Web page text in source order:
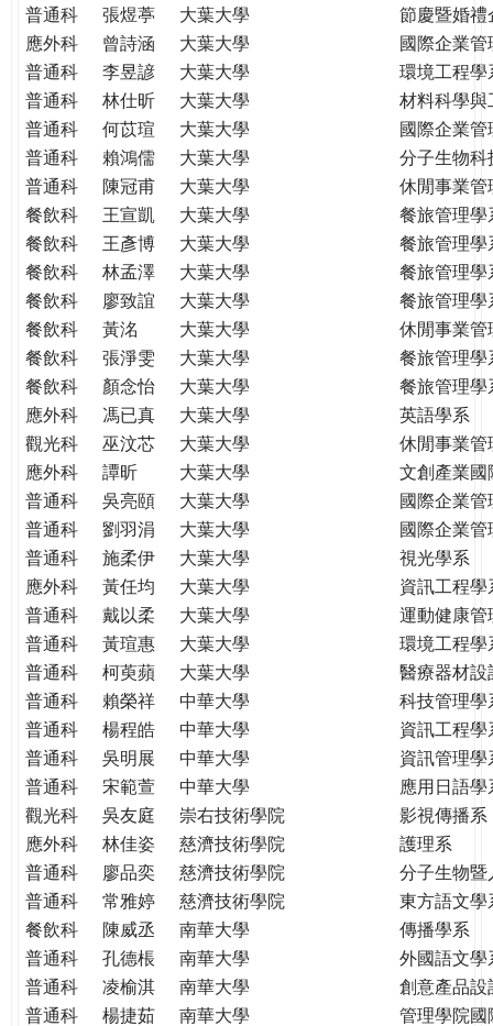
普通科
張煜葶 大葉大學
節慶暨婚
應外科
曾詩涵 大葉大學
國際企業
普通科
李昱諺 大葉大學
環境工程
普通科
林仕昕 大葉大學
材料科學與
普通科
何苡瑄 大葉大學
國際企業
普通科
賴鴻儒 大葉大學
分子生物科
普通科
陳冠甫 大葉大學
休閒事業管
餐飲科
王宣凱 大葉大學
餐旅管理學
餐飲科
王彥博 大葉大學
餐旅管理學
餐飲科
林孟澤 大葉大學
餐旅管理學
餐飲科
廖致誼 大葉大學
餐旅管理學
餐飲科
黃洺 大葉大學
休閒事業管
餐飲科
張淨雯 大葉大學
餐旅管理學
餐飲科
顏念怡 大葉大學
餐旅管理學
應外科
馮已真 大葉大學
英語學系
觀光科
巫汶芯 大葉大學
休閒事業管
應外科
譚昕 大葉大學
文創產業國
普通科
吳亮頤 大葉大學
國際企業
普通科
劉羽涓 大葉大學
國際企業
普通科
施柔伊 大葉大學
視光學系
應外科
黃任均 大葉大學
資訊工程學
普通科
戴以柔 大葉大學
運動健康管
普通科
黃瑄惠 大葉大學
環境工程
普通科
柯萸蘋 大葉大學
醫療器材
普通科
賴榮祥 中華大學
科技管理學
普通科
楊程皓 中華大學
資訊工程
普通科
吳明展 中華大學
資訊管理
普通科
宋範萱 中華大學
應用日語學
觀光科
吳友庭 崇右技術學院
影視傳播系
應外科
林佳姿 慈濟技術學院
護理系
普通科
廖品奕 慈濟技術學院
分子生物暨
普通科
常雅婷 慈濟技術學院
東方語文學
餐飲科
陳威丞 南華大學
傳播學系
普通科
孔德棖 南華大學
外國語文學
普通科
凌榆淇 南華大學
創意產品設
普通科
楊捷茹 南華大學
管理學院國